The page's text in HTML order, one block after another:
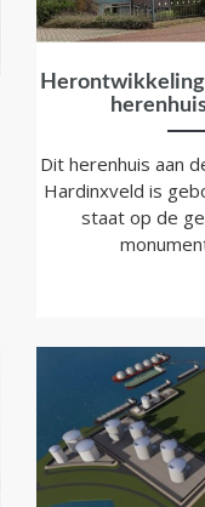
Dit herenhuis aan
Hardinxveld is
staat op de